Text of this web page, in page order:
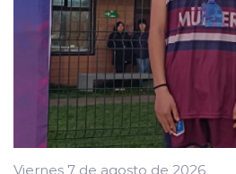
Viernes 7 de agosto de 2026